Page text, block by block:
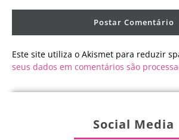
Este site utiliza o Akismet para reduzir
seus dados em comentários são
Social Media